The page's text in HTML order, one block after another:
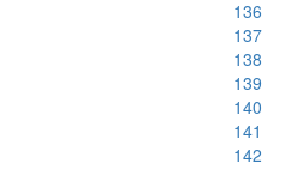
136
137
138
139
140
141
142